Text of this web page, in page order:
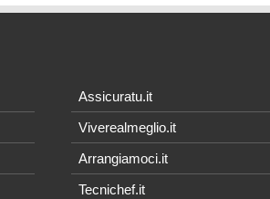
Assicuratu.it
Viverealmeglio.it
Arrangiamoci.it
Tecnichef.it